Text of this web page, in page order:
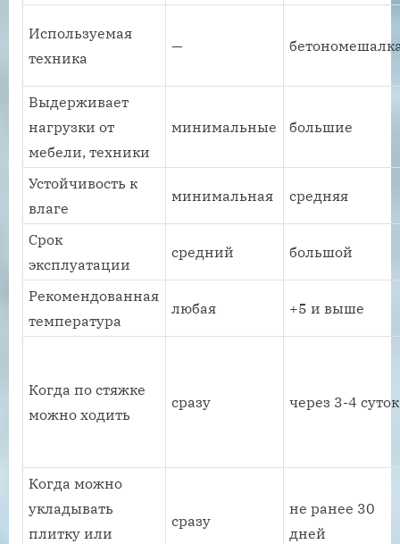
Используемая
техника
—
Выдерживает
нагрузки от
мебели, техники
минимальные большие
Устойчивость к
влаге
минимальная средняя
Срок
эксплуатации
средний большой
Рекомендованная
температура
любая +5 и выше
Когда по стяжке
можно ходить
сразу через 3-4 суток
Когда можно
укладывать
плитку или
сразу
не ранее 30
дней